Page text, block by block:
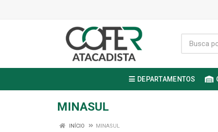
DEPARTAMENTOS
MINASUL
INÍCIO MINASUL